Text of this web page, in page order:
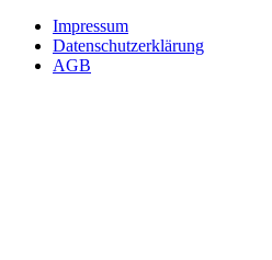
Impressum
Datenschutzerklärung
AGB